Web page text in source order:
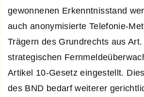
gewonnenen Erkenntnisstand
auch anonymisierte Telefonie-
Trägern des Grundrechts aus
strategischen
Artikel 10-Gesetz eingestellt.
des BND bedarf weiterer